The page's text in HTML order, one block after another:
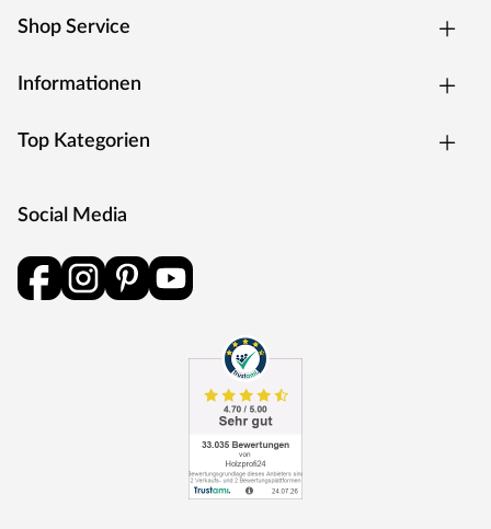
Shop Service
Informationen
Top Kategorien
Social Media